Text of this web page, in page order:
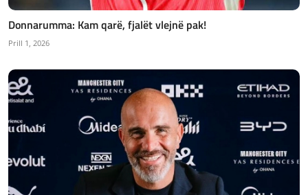
Donnarumma: Kam qarë, fjalët vlejnë pak!
Prill 1, 2026